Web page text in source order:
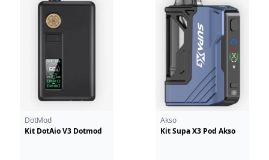
DotMod
Kit DotAio V3 Dotmod
Akso
Kit Supa X3 Pod Akso